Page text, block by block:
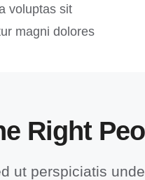
voluptas sit
magni dolores
Right
ut perspiciatis